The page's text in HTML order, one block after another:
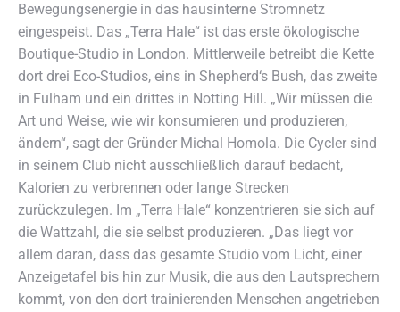
Bewegungsenergie in das hausinterne Stromnetz
eingespeist. Das „Terra Hale“ ist das erste ökologische
Boutique-Studio in London. Mittlerweile betreibt die Kette
dort drei Eco-Studios, eins in Shepherd‘s Bush, das zweite
in Fulham und ein drittes in Notting Hill. „Wir müssen die
Art und Weise, wie wir konsumieren und produzieren,
ändern“, sagt der Gründer Michal Homola. Die Cycler sind
in seinem Club nicht ausschließlich darauf bedacht,
Kalorien zu verbrennen oder lange Strecken
zurückzulegen. Im „Terra Hale“ konzentrieren sie sich auf
die Wattzahl, die sie selbst produzieren. „Das liegt vor
allem daran, dass das gesamte Studio vom Licht, einer
Anzeigetafel bis hin zur Musik, die aus den Lautsprechern
kommt, von den dort trainierenden Menschen angetrieben